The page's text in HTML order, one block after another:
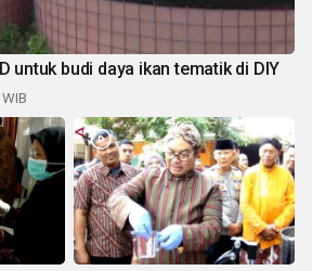
untuk budi daya ikan tematik di DIY